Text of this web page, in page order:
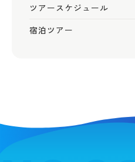
ツアースケジュール
宿泊ツアー